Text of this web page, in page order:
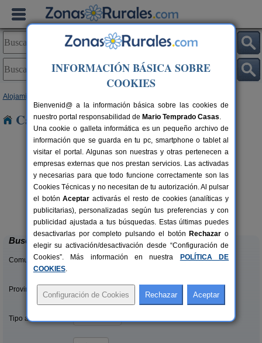
Alojamientos
Casas Rurales cerca de Monte
20 pers.
desde25 €
Casa Rural Galiñanes
Las Chouzas (Pontevedra)
Buscar
Comunidades:
Provincias/Islas:
Tipo alquiler:
INFORMACIÓN BÁSICA SOBRE
COOKIES
Bienvenid@ a la información básica sobre las cookies de
nuestro portal responsabilidad de Mario Temprado Casas.
Una cookie o galleta informática es un pequeño archivo de
información que se guarda en tu pc, smartphone o tablet al
visitar el portal. Algunas son nuestras y otras pertenecen a
empresas externas que nos prestan servicios. Las activadas
y necesarias para que todo funcione correctamente son las
Cookies Técnicas y no necesitan de tu autorización. Al pulsar
el botónAceptar activarás el resto de cookies (analíticas y
publicitarias), personalizadas según tus preferencias y con
publicidad ajustada a tus búsquedas. Estas últimas puedes
desactivarlas por completo pulsando el botón Rechazar o
elegir su activación/desactivación desde “Configuración de
Cookies”. Más información en nuestra
POLÍTICA DE
COOKIES.